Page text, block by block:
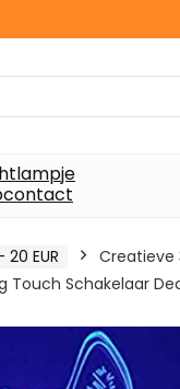
20 EUR
Creatieve
Touch Schakelaar